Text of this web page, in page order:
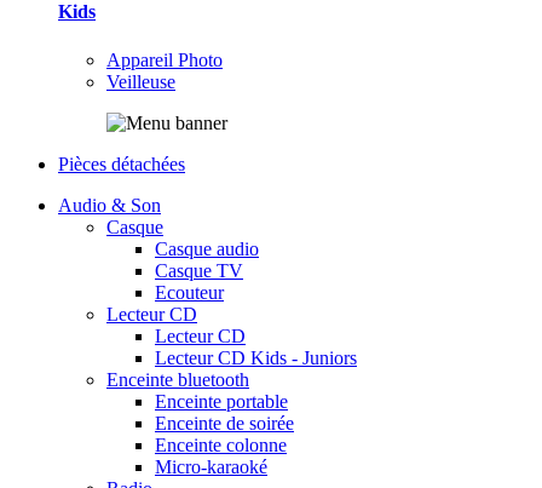
Kids
Appareil Photo
Veilleuse
Pièces détachées
Audio & Son
Casque
Casque audio
Casque TV
Ecouteur
Lecteur CD
Lecteur CD
Lecteur CD Kids - Juniors
Enceinte bluetooth
Enceinte portable
Enceinte de soirée
Enceinte colonne
Micro-karaoké